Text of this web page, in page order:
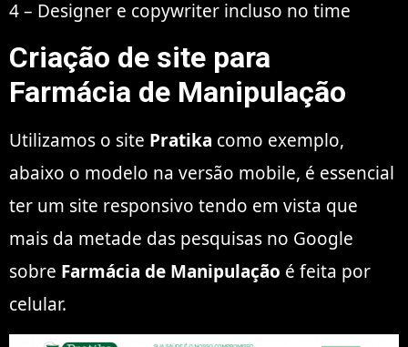
4 – Designer e copywriter incluso no time
Criação de site para
Farmácia de Manipulação
Utilizamos o site Pratika como exemplo,
abaixo o modelo na versão mobile, é essencial
ter um site responsivo tendo em vista que
mais da metade das pesquisas no Google
sobre Farmácia de Manipulação é feita por
celular.